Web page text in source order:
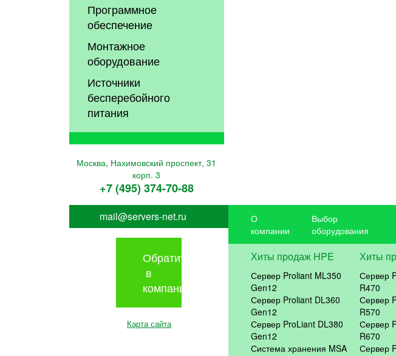
Программное
обеспечение
Монтажное
оборудование
Источники
бесперебойного
питания
Москва, Нахимовский проспект, 31
корп. 3
+7 (495) 374-70-88
mail@servers-net.ru
Обратиться
в
компанию
Карта сайта
О
компании
Выбор
оборудования
Хиты продаж HPE
Сервер Proliant ML350
Gen12
Сервер Proliant DL360
Gen12
Сервер ProLiant DL380
Gen12
Система хранения MSA
Хиты
Сервер
R470
Сервер
R570
Сервер
R670
Сервер